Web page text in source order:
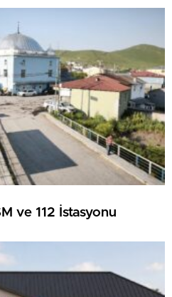
ve 112 İstasyonu